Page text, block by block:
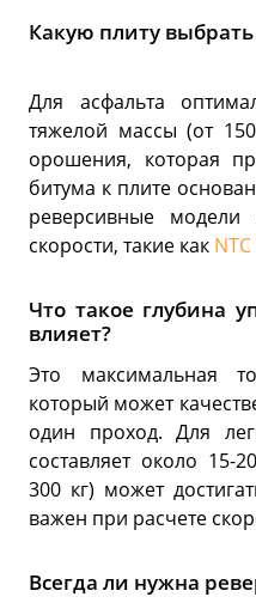
Какую плиту
Для асфальта
тяжелой массы (от
орошения, которая
битума к плите
реверсивные модели
скорости, такие как
Что такое глубина
влияет?
Это максимальная
который может
один проход. Для
составляет около
300 кг) может
важен при расчете
Всегда ли нужна